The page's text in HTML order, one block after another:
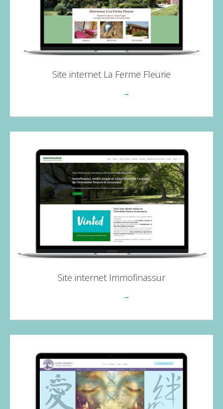
Site internet La Ferme Fleurie
→
Site internet Immofinassur
→